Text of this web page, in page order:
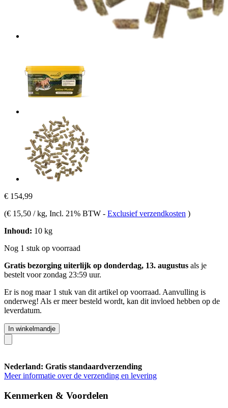
€ 154,99
(€ 15,50 / kg, Incl. 21% BTW - Exclusief verzendkosten )
Inhoud: 10 kg
Nog 1 stuk op voorraad
Gratis bezorging uiterlijk op donderdag, 13. augustus als je
bestelt voorzondag 23:59 uur.
Er is nog maar 1 stuk van dit artikel op voorraad. Aanvulling is
onderweg! Als er meer besteld wordt, kan dit invloed hebben op de
leverdatum.
In winkelmandje
Nederland: Gratis standaardverzending
Meer informatie over de verzending en levering
Kenmerken & Voordelen